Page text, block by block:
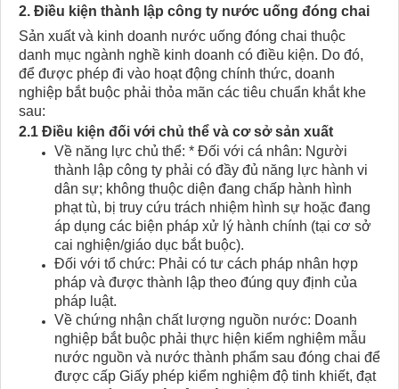
2. Điều kiện thành lập công ty nước uống đóng chai​
Sản xuất và kinh doanh nước uống đóng chai thuộc
danh mục ngành nghề kinh doanh có điều kiện. Do đó,
để được phép đi vào hoạt động chính thức, doanh
nghiệp bắt buộc phải thỏa mãn các tiêu chuẩn khắt khe
sau:
2.1 Điều kiện đối với chủ thể và cơ sở sản xuất
Về năng lực chủ thể: * Đối với cá nhân: Người
thành lập công ty phải có đầy đủ năng lực hành vi
dân sự; không thuộc diện đang chấp hành hình
phạt tù, bị truy cứu trách nhiệm hình sự hoặc đang
áp dụng các biện pháp xử lý hành chính (tại cơ sở
cai nghiện/giáo dục bắt buộc).
Đối với tổ chức: Phải có tư cách pháp nhân hợp
pháp và được thành lập theo đúng quy định của
pháp luật.
Về chứng nhận chất lượng nguồn nước: Doanh
nghiệp bắt buộc phải thực hiện kiểm nghiệm mẫu
nước nguồn và nước thành phẩm sau đóng chai để
được cấp Giấy phép kiểm nghiệm độ tinh khiết, đạt